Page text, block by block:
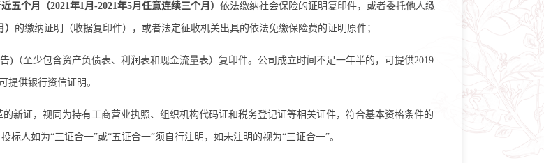
近五个月（2021年1月-2021年5月任意连续三个月） 依法缴纳社会保险的证明复印件，或者委托他人缴
的缴纳证明（收据复印件），或者法定征收机关出具的依法免缴保险费的证明原件；
)（至少包含资产负债表、利润表和现金流量表）复印件。公司成立时间不足一年半的，可提供2019
提供银行资信证明。
新证，视同为持有工商营业执照、组织机构代码证和税务登记证等相关证件，符合基本资格条件的
人如为“三证合一”或“五证合一”须自行注明，如未注明的视为“三证合一”。